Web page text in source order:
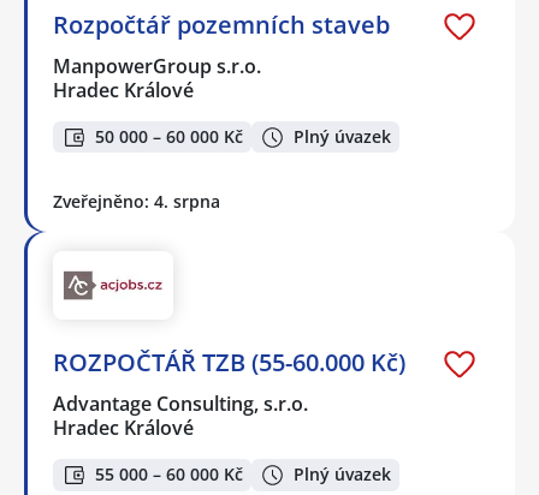
Rozpočtář pozemních staveb
ManpowerGroup s.r.o.
Hradec Králové
50 000 – 60 000 Kč Plný úvazek
Zveřejněno: 4. srpna
ROZPOČTÁŘ TZB (55-60.000 Kč)
Advantage Consulting, s.r.o.
Hradec Králové
55 000 – 60 000 Kč Plný úvazek